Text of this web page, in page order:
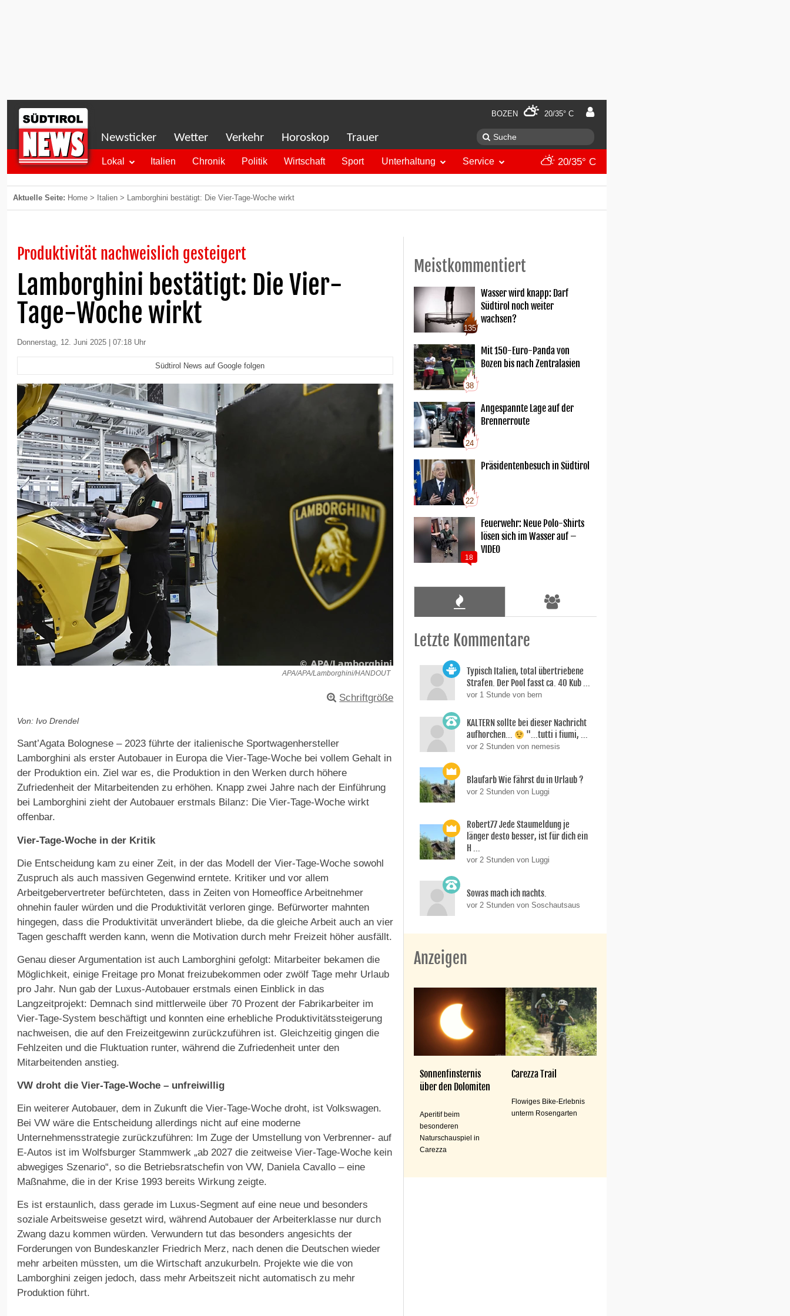
BOZEN 20/35° C
Newsticker Wetter Verkehr Horoskop Trauer
Lokal Italien Chronik Politik Wirtschaft Sport Unterhaltung Service 20/35° C
Aktuelle Seite: Home > Italien > Lamborghini bestätigt: Die Vier-Tage-Woche wirkt
Produktivität nachweislich gesteigert
Lamborghini bestätigt: Die Vier-
Tage-Woche wirkt
Donnerstag, 12. Juni 2025 | 07:18 Uhr
Südtirol News auf Google folgen
APA/APA/Lamborghini/HANDOUT
Schriftgröße
Von: Ivo Drendel
Sant’Agata Bolognese – 2023 führte der italienische Sportwagenhersteller
Lamborghini als erster Autobauer in Europa die Vier-Tage-Woche bei vollem Gehalt in
der Produktion ein. Ziel war es, die Produktion in den Werken durch höhere
Zufriedenheit der Mitarbeitenden zu erhöhen. Knapp zwei Jahre nach der Einführung
bei Lamborghini zieht der Autobauer erstmals Bilanz: Die Vier-Tage-Woche wirkt
offenbar.
Vier-Tage-Woche in der Kritik
Die Entscheidung kam zu einer Zeit, in der das Modell der Vier-Tage-Woche sowohl
Zuspruch als auch massiven Gegenwind erntete. Kritiker und vor allem
Arbeitgebervertreter befürchteten, dass in Zeiten von Homeoffice Arbeitnehmer
ohnehin fauler würden und die Produktivität verloren ginge. Befürworter mahnten
hingegen, dass die Produktivität unverändert bliebe, da die gleiche Arbeit auch an vier
Tagen geschafft werden kann, wenn die Motivation durch mehr Freizeit höher ausfällt.
Genau dieser Argumentation ist auch Lamborghini gefolgt: Mitarbeiter bekamen die
Möglichkeit, einige Freitage pro Monat freizubekommen oder zwölf Tage mehr Urlaub
pro Jahr. Nun gab der Luxus-Autobauer erstmals einen Einblick in das
Langzeitprojekt: Demnach sind mittlerweile über 70 Prozent der Fabrikarbeiter im
Vier-Tage-System beschäftigt und konnten eine erhebliche Produktivitätssteigerung
nachweisen, die auf den Freizeitgewinn zurückzuführen ist. Gleichzeitig gingen die
Fehlzeiten und die Fluktuation runter, während die Zufriedenheit unter den
Mitarbeitenden anstieg.
VW droht die Vier-Tage-Woche – unfreiwillig
Ein weiterer Autobauer, dem in Zukunft die Vier-Tage-Woche droht, ist Volkswagen.
Bei VW wäre die Entscheidung allerdings nicht auf eine moderne
Unternehmensstrategie zurückzuführen: Im Zuge der Umstellung von Verbrenner- auf
E-Autos ist im Wolfsburger Stammwerk „ab 2027 die zeitweise Vier-Tage-Woche kein
abwegiges Szenario“, so die Betriebsratschefin von VW, Daniela Cavallo – eine
Maßnahme, die in der Krise 1993 bereits Wirkung zeigte.
Es ist erstaunlich, dass gerade im Luxus-Segment auf eine neue und besonders
soziale Arbeitsweise gesetzt wird, während Autobauer der Arbeiterklasse nur durch
Zwang dazu kommen würden. Verwundern tut das besonders angesichts der
Forderungen von Bundeskanzler Friedrich Merz, nach denen die Deutschen wieder
mehr arbeiten müssten, um die Wirtschaft anzukurbeln. Projekte wie die von
Lamborghini zeigen jedoch, dass mehr Arbeitszeit nicht automatisch zu mehr
Produktion führt.
Meistkommentiert
135
Wasser wird knapp: Darf
Südtirol noch weiter
wachsen?
38
Mit 150-Euro-Panda von
Bozen bis nach Zentralasien
24
Angespannte Lage auf der
Brennerroute
22
Präsidentenbesuch in Südtirol
18
Feuerwehr: Neue Polo-Shirts
lösen sich im Wasser auf –
VIDEO
Letzte Kommentare
Typisch Italien, total übertriebene
Strafen. Der Pool fasst ca. 40 Kub ...
vor 1 Stunde von bern
KALTERN sollte bei dieser Nachricht
aufhorchen...
"...tutti i fiumi, ...
vor 2 Stunden von nemesis
Blaufarb Wie fährst du in Urlaub ?
vor 2 Stunden von Luggi
Robert77 Jede Staumeldung je
länger desto besser, ist für dich ein
H ...
vor 2 Stunden von Luggi
Sowas mach ich nachts.
vor 2 Stunden von Soschautsaus
Anzeigen
Sonnenfinsternis
über den Dolomiten
Aperitif beim
besonderen
Naturschauspiel in
Carezza
Carezza Trail
Flowiges Bike-Erlebnis
unterm Rosengarten